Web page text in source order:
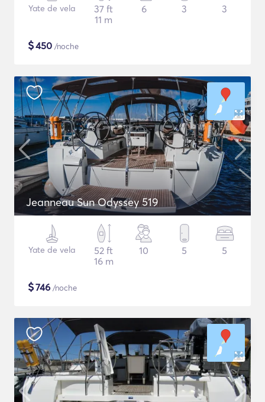
Yate de vela
37 ft
11 m
6 3 3
$450 /noche
Jeanneau Sun Odyssey 519
Yate de vela
52 ft
16 m
10 5 5
$746 /noche